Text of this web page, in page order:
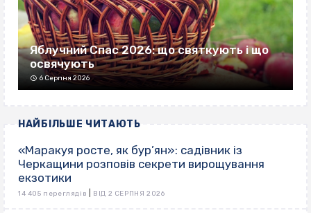
Яблучний Спас 2026: що святкують і що
освячують
6 Серпня 2026
НАЙБІЛЬШЕ ЧИТАЮТЬ
«Маракуя росте, як бур’ян»: садівник із
Черкащини розповів секрети вирощування
екзотики
14 405 переглядів ВІД 2 СЕРПНЯ 2026